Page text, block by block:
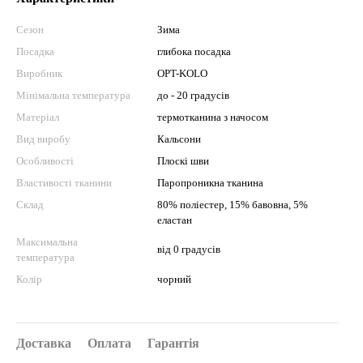
Сезон
Зима
Посадка
глибока посадка
Виробник
OPT-KOLO
Мінімальна температура
до - 20 градусів
Матеріал
термотканина з начосом
Вид виробу
Кальсони
Особливості
Плоскі шви
Властивості тканини
Паропроникна тканина
Склад
80% поліестер, 15% бавовна, 5%
еластан
Максимальна
температура
від 0 градусів
Колір чорний
Доставка Оплата Гарантія